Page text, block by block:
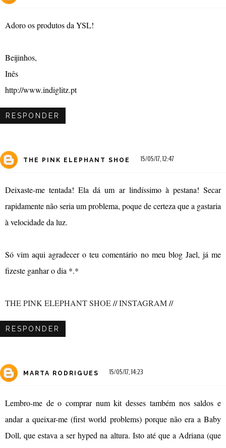
Adoro os produtos da YSL!
Beijinhos,
Inês
http://www.indiglitz.pt
RESPONDER
THE PINK ELEPHANT SHOE 15/05/17, 12:47
Deixaste-me tentada! Ela dá um ar lindíssimo à pestana! Secar
rapidamente não seria um problema, poque de certeza que a gastaria
à velocidade da luz.
Só vim aqui agradecer o teu comentário no meu blog Jael, já me
fizeste ganhar o dia *.*
THE PINK ELEPHANT SHOE//INSTAGRAM//
RESPONDER
MARTA RODRIGUES 15/05/17, 14:23
Lembro-me de o comprar num kit desses também nos saldos e
andar a queixar-me (first world problems) porque não era a Baby
Doll, que estava a ser hyped na altura. Isto até que a Adriana (que